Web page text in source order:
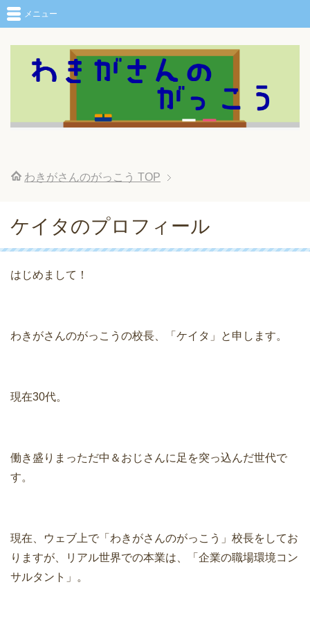
メニュー
わきがさんのがっこう TOP
ケイタのプロフィール
はじめまして！
わきがさんのがっこうの校長、「ケイタ」と申します。
現在30代。
働き盛りまっただ中＆おじさんに足を突っ込んだ世代で
す。
現在、ウェブ上で「わきがさんのがっこう」校長をしてお
りますが、リアル世界での本業は、「企業の職場環境コン
サルタント」。